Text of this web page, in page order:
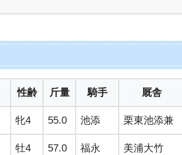
性齢 斤量 騎手 厩舎
牝4 55.0 池添 栗東池添兼
牡4 57.0 福永 美浦大竹